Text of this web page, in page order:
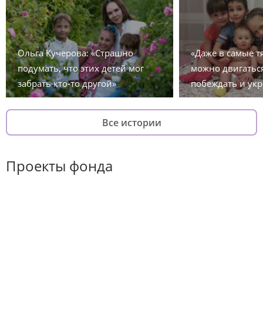
Ольга Кучерова: «Страшно
подумать, что этих детей мог
забрать кто-то другой»
«Даже в самые
можно
побеждать и
Все истории
Проекты фонда